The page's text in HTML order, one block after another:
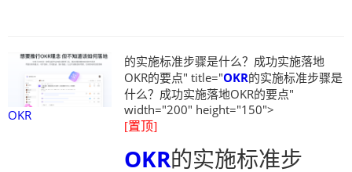
OKR
的实施标准步骤是什么？成功实施落地
OKR的要点" title="OKR的实施标准步骤是
什么？成功实施落地OKR的要点"
width="200" height="150">
[置顶]
OKR的实施标准步